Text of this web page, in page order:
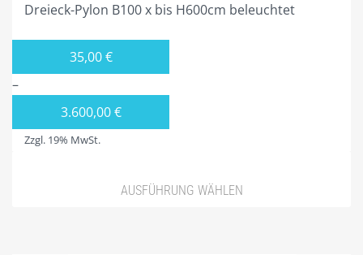
Dreieck-Pylon B100 x bis H600cm beleuchtet
35,00€
–
3.600,00€
Zzgl. 19% MwSt.
AUSFÜHRUNG WÄHLEN